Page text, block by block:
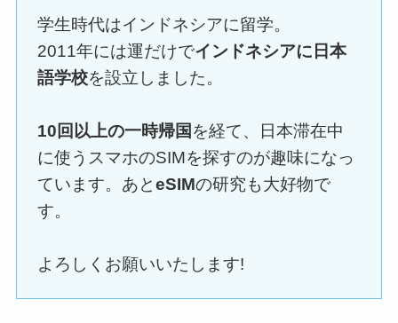
学生時代はインドネシアに留学。
2011年には運だけでインドネシアに日本
語学校を設立しました。
10回以上の一時帰国 を経て、日本滞在中
に使うスマホのSIMを探すのが趣味になっ
ています。あとeSIMの研究も大好物で
す。
よろしくお願いいたします!